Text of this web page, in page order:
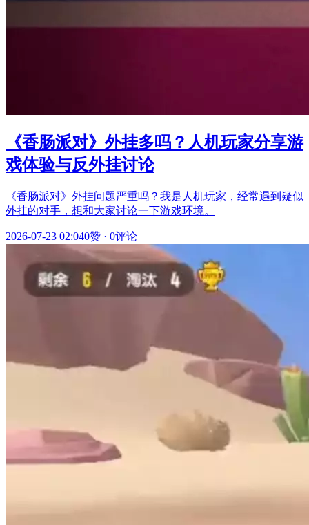
《香肠派对》外挂多吗？人机玩家分享游
戏体验与反外挂讨论
《香肠派对》外挂问题严重吗？我是人机玩家，经常遇到疑似
外挂的对手，想和大家讨论一下游戏环境。
2026-07-23 02:040赞 · 0评论